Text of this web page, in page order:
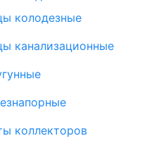
колодезные
канализационные
коллекторов